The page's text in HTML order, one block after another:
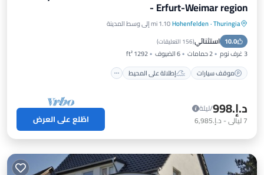
- Erfurt-Weimar region
Thuringia
·
Hohenfelden1.10 mi إلى وسط المدينة
10.0 استثنائي(156 التعليقات )
3 غرف نوم 2 حمامات 6 الضيوف
1292 ft²
موقف سيارات
إطلالة على المحيط
موقف سيارات
إطلالة على المحيط
شرفة / تراس
د.إ.‏998
/ليلة
7ليالي- د.إ.‏6,985 اطّلع على العرض